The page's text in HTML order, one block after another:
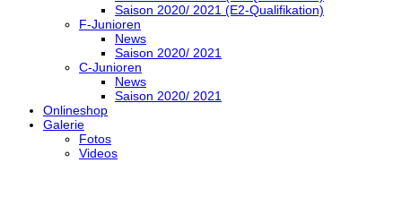
Saison 2020/ 2021 (E2-Qualifikation)
F-Junioren
News
Saison 2020/ 2021
C-Junioren
News
Saison 2020/ 2021
Onlineshop
Galerie
Fotos
Videos